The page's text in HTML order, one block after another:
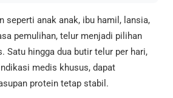
seperti anak anak, ibu hamil, lansia,
pemulihan, telur menjadi pilihan
Satu hingga dua butir telur per hari,
medis khusus, dapat
protein tetap stabil.